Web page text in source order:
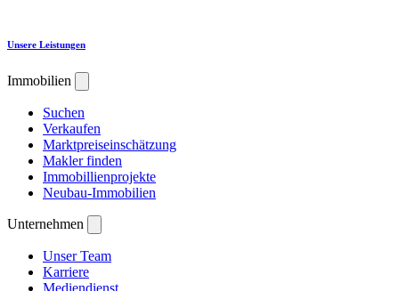
Unsere Leistungen
Immobilien
Suchen
Verkaufen
Marktpreiseinschätzung
Makler finden
Immobillienprojekte
Neubau-Immobilien
Unternehmen
Unser Team
Karriere
Mediendienst